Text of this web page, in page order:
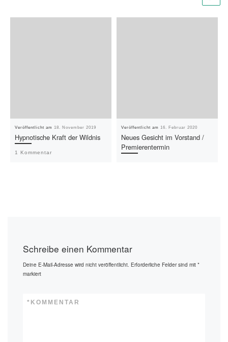
Veröffentlicht am18. November 2019
Hypnotische Kraft der Wildnis
1 Kommentar
Veröffentlicht am16. Februar 2020
Neues Gesicht im Vorstand /
Premierentermin
Schreibe einen Kommentar
Deine E-Mail-Adresse wird nicht veröffentlicht. Erforderliche Felder sind mit *
markiert
KOMMENTAR
*